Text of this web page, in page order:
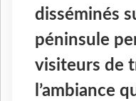
disséminés
péninsule
visiteurs de
l’ambiance